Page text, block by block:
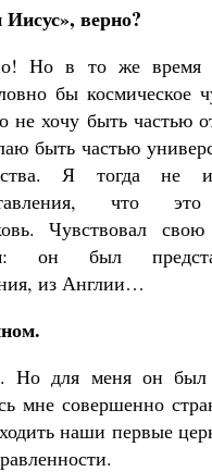
верно?
Но в то же время
бы космическое
не хочу быть частью
быть частью
Я тогда не
что
Чувствовал
он был
из Англии…
Но для меня он был
мне совершенно
наши первые